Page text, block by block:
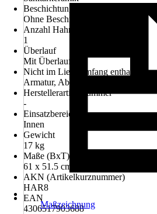
Beschichtung
Ohne Beschichtung
Anzahl Hahnlöcher
1
Überlauf
Mit Überlauf
Nicht im Lieferumfang enthalten
Armatur, Ablaufventil
Herstellerartikelnummer
-
Einsatzbereich
Innen
Gewicht
17 kg
Maße (BxT)
61 x 51.5 cm
AKN (Artikelkurznummer)
HAR8
EAN
4306517903688
Maßzeichnung